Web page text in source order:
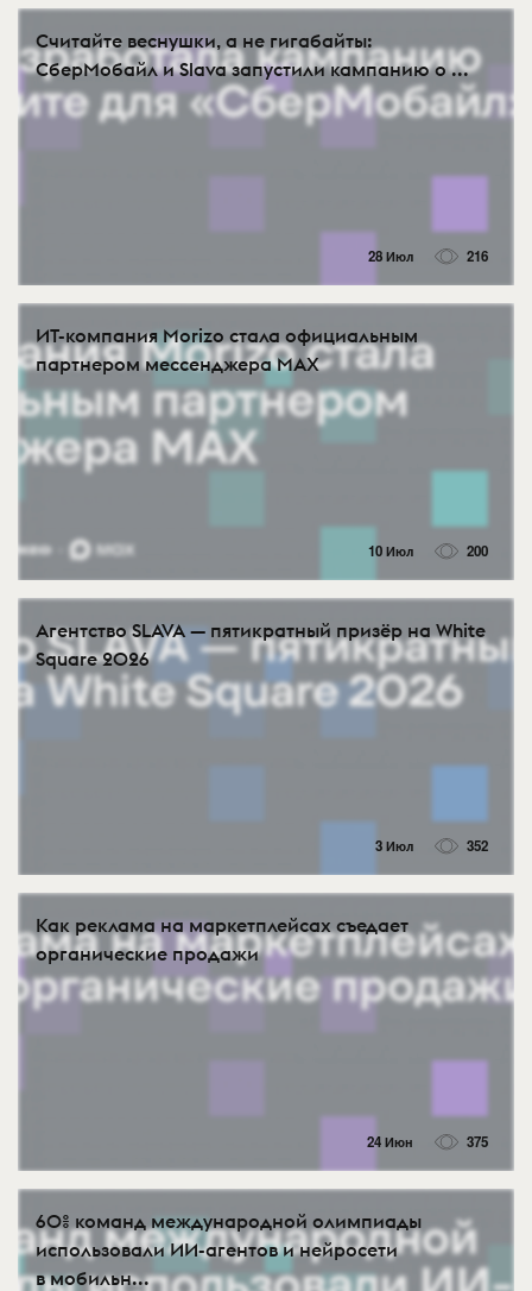
Считайте веснушки, а не гигабайты:
СберМобайл и Slava запустили кампанию о ...
28 Июл 216
ИТ-компания Morizo стала официальным
партнером мессенджера MAX
10 Июл 200
Агентство SLAVA — пятикратный призёр на White
Square 2026
3 Июл 352
Как реклама на маркетплейсах съедает
органические продажи
24 Июн 375
60% команд международной олимпиады
использовали ИИ-агентов и нейросети
в мобильн...